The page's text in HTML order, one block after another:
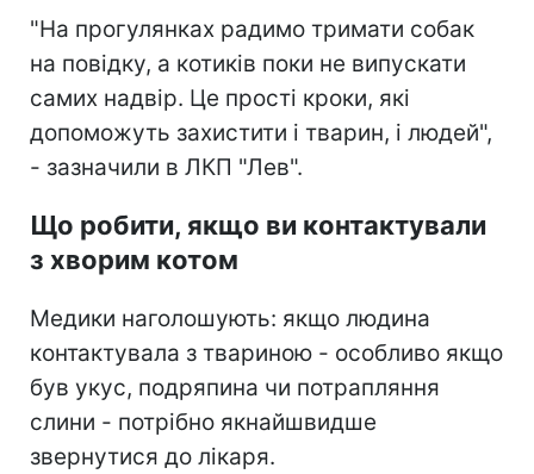
"На прогулянках радимо тримати собак
на повідку, а котиків поки не випускати
самих надвір. Це прості кроки, які
допоможуть захистити і тварин, і людей",
- зазначили в ЛКП "Лев".
Що робити, якщо ви контактували
з хворим котом
Медики наголошують: якщо людина
контактувала з твариною - особливо якщо
був укус, подряпина чи потрапляння
слини - потрібно якнайшвидше
звернутися до лікаря.